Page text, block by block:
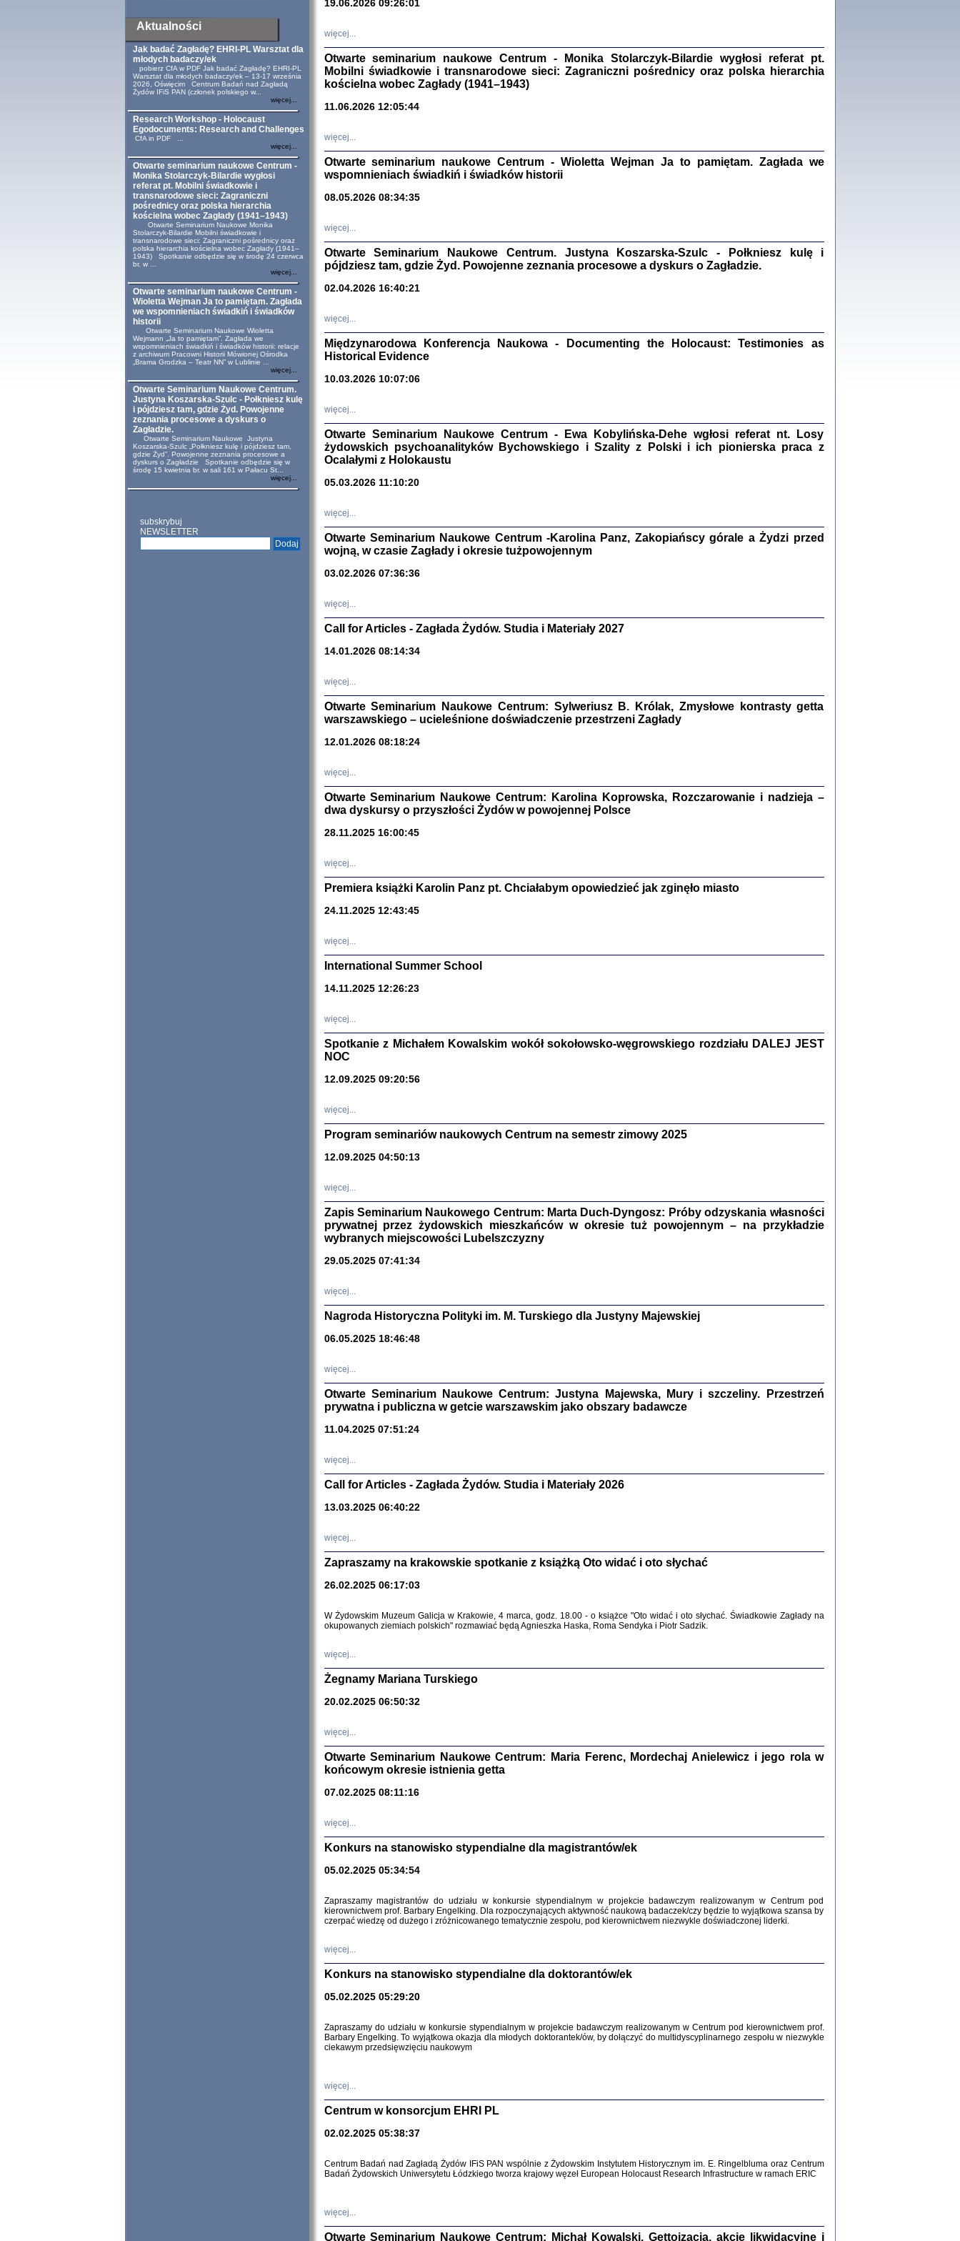
Aktualności
Jak badać Zagładę? EHRI-PL Warsztat dla
młodych badaczy/ek
pobierz CfA w PDF Jak badać Zagładę? EHRI-PL
Warsztat dla młodych badaczy/ek – 13-17 września
2026, Oświęcim Centrum Badań nad Zagładą
Żydów IFiS PAN (członek polskiego w...
więcej...
Research Workshop - Holocaust
Egodocuments: Research and Challenges
CfA in PDF ...
więcej...
Otwarte seminarium naukowe Centrum -
Monika Stolarczyk-Bilardie wygłosi
referat pt. Mobilni świadkowie i
transnarodowe sieci: Zagraniczni
pośrednicy oraz polska hierarchia
kościelna wobec Zagłady (1941–1943)
Otwarte Seminarium Naukowe Monika
Stolarczyk-Bilardie Mobilni świadkowie i
transnarodowe sieci: Zagraniczni pośrednicy oraz
polska hierarchia kościelna wobec Zagłady (1941–
1943) Spotkanie odbędzie się w środę 24 czerwca
br. w ...
więcej...
Otwarte seminarium naukowe Centrum -
Wioletta Wejman Ja to pamiętam. Zagłada
we wspomnieniach świadkiń i świadków
historii
Otwarte Seminarium Naukowe Wioletta
Wejmann „Ja to pamiętam”. Zagłada we
wspomnieniach świadkiń i świadków historii: relacje
z archiwum Pracowni Historii Mówionej Ośrodka
„Brama Grodzka – Teatr NN” w Lublinie ...
więcej...
Otwarte Seminarium Naukowe Centrum.
Justyna Koszarska-Szulc - Połkniesz kulę
i pójdziesz tam, gdzie Żyd. Powojenne
zeznania procesowe a dyskurs o
Zagładzie.
Otwarte Seminarium Naukowe Justyna
Koszarska-Szulc „Połkniesz kulę i pójdziesz tam,
gdzie Żyd”. Powojenne zeznania procesowe a
dyskurs o Zagładzie Spotkanie odbędzie się w
środę 15 kwietnia br. w sali 161 w Pałacu St...
więcej...
subskrybuj
NEWSLETTER
oprac. Aleksandra Bańkowska
Warszawa 2022
oprac. Aleksandra Bańkowska, wstęp Jacek Leociak
Warszawa 2021
Studia i Materiały
nr 17, R. 2021
NIE WIEMY CO PRZYNIESIE NAM KOLEJNA GODZINA ...
Dziennik pisany w ukryciu w latach 1943-1944
Zagłada Żydów.
Sewek Okonowski, oprac. Marta Janczewska
PISZĄCY TE SŁOWA JEST PRACOWNIKIEM
GETTOWEJ INSTYTUCJI ...
'z Dziennika' i inne pisma z łódzkiego getta
Józef Zelkowicz, tłum. z jidysz, oprac. i wstęp. Monika Polit
CZYTAJĄC GAZETĘ NIEMIECKĄ ...
Warszawa 2019
Zagłada Żydów.
red. i wstęp Barbara Engelking, Jan Grabowski
Stanisław Adler, oprac. i wstępem opatrzyłaMarta Janczewska
Warszawa 2018
Warszawa 2017
Pisma Kopla i Mirki Piżyców o życiu w getcie i okupowanej
Warszawie
Warszawa 2016
SZCZĘŚCIE JEST POSIADAĆ DOM POD ZIEMIĄ ...
19.06.2026 09:26:01
więcej...
Otwarte seminarium naukowe Centrum - Monika Stolarczyk-Bilardie wygłosi referat pt.
Mobilni świadkowie i transnarodowe sieci: Zagraniczni pośrednicy oraz polska hierarchia
kościelna wobec Zagłady (1941–1943)
11.06.2026 12:05:44
więcej...
Otwarte seminarium naukowe Centrum - Wioletta Wejman Ja to pamiętam. Zagłada we
wspomnieniach świadkiń i świadków historii
08.05.2026 08:34:35
więcej...
Otwarte Seminarium Naukowe Centrum. Justyna Koszarska-Szulc - Połkniesz kulę i
pójdziesz tam, gdzie Żyd. Powojenne zeznania procesowe a dyskurs o Zagładzie.
02.04.2026 16:40:21
więcej...
Międzynarodowa Konferencja Naukowa - Documenting the Holocaust: Testimonies as
Historical Evidence
10.03.2026 10:07:06
więcej...
Otwarte Seminarium Naukowe Centrum - Ewa Kobylińska-Dehe wgłosi referat nt. Losy
żydowskich psychoanalityków Bychowskiego i Szality z Polski i ich pionierska praca z
Ocalałymi z Holokaustu
05.03.2026 11:10:20
więcej...
Otwarte Seminarium Naukowe Centrum -Karolina Panz, Zakopiańscy górale a Żydzi przed
wojną, w czasie Zagłady i okresie tużpowojennym
03.02.2026 07:36:36
więcej...
Call for Articles - Zagłada Żydów. Studia i Materiały 2027
14.01.2026 08:14:34
więcej...
Otwarte Seminarium Naukowe Centrum: Sylweriusz B. Królak, Zmysłowe kontrasty getta
warszawskiego – ucieleśnione doświadczenie przestrzeni Zagłady
12.01.2026 08:18:24
więcej...
Otwarte Seminarium Naukowe Centrum: Karolina Koprowska, Rozczarowanie i nadzieja –
dwa dyskursy o przyszłości Żydów w powojennej Polsce
28.11.2025 16:00:45
więcej...
Premiera książki Karolin Panz pt. Chciałabym opowiedzieć jak zginęło miasto
24.11.2025 12:43:45
więcej...
International Summer School
14.11.2025 12:26:23
więcej...
Spotkanie z Michałem Kowalskim wokół sokołowsko-węgrowskiego rozdziału DALEJ JEST
NOC
12.09.2025 09:20:56
więcej...
Program seminariów naukowych Centrum na semestr zimowy 2025
12.09.2025 04:50:13
więcej...
Zapis Seminarium Naukowego Centrum: Marta Duch-Dyngosz: Próby odzyskania własności
prywatnej przez żydowskich mieszkańców w okresie tuż powojennym – na przykładzie
wybranych miejscowości Lubelszczyzny
29.05.2025 07:41:34
więcej...
Nagroda Historyczna Polityki im. M. Turskiego dla Justyny Majewskiej
06.05.2025 18:46:48
więcej...
Otwarte Seminarium Naukowe Centrum: Justyna Majewska, Mury i szczeliny. Przestrzeń
prywatna i publiczna w getcie warszawskim jako obszary badawcze
11.04.2025 07:51:24
więcej...
Call for Articles - Zagłada Żydów. Studia i Materiały 2026
13.03.2025 06:40:22
więcej...
Zapraszamy na krakowskie spotkanie z książką Oto widać i oto słychać
26.02.2025 06:17:03
W Żydowskim Muzeum Galicja w Krakowie, 4 marca, godz. 18.00 - o książce "Oto widać i oto słychać. Świadkowie Zagłady na
okupowanych ziemiach polskich" rozmawiać będą Agnieszka Haska, Roma Sendyka i Piotr Sadzik.
więcej...
Żegnamy Mariana Turskiego
20.02.2025 06:50:32
więcej...
Otwarte Seminarium Naukowe Centrum: Maria Ferenc, Mordechaj Anielewicz i jego rola w
końcowym okresie istnienia getta
07.02.2025 08:11:16
więcej...
Konkurs na stanowisko stypendialne dla magistrantów/ek
05.02.2025 05:34:54
Zapraszamy magistrantów do udziału w konkursie stypendialnym w projekcie badawczym realizowanym w Centrum pod
kierownictwem prof. Barbary Engelking. Dla rozpoczynających aktywność naukową badaczek/czy będzie to wyjątkowa szansa by
czerpać wiedzę od dużego i zróżnicowanego tematycznie zespołu, pod kierownictwem niezwykle doświadczonej liderki.
więcej...
Konkurs na stanowisko stypendialne dla doktorantów/ek
05.02.2025 05:29:20
Zapraszamy do udziału w konkursie stypendialnym w projekcie badawczym realizowanym w Centrum pod kierownictwem prof.
Barbary Engelking. To wyjątkowa okazja dla młodych doktorantek/ów, by dołączyć do multidyscyplinarnego zespołu w niezwykle
ciekawym przedsięwzięciu naukowym
więcej...
Centrum w konsorcjum EHRI PL
02.02.2025 05:38:37
Centrum Badań nad Zagładą Żydów IFiS PAN wspólnie z Żydowskim Instytutem Historycznym im. E. Ringelbluma oraz Centrum
Badań Żydowskich Uniwersytetu Łódzkiego tworza krajowy węzeł European Holocaust Research Infrastructure w ramach ERIC
więcej...
Otwarte Seminarium Naukowe Centrum: Michał Kowalski, Gettoizacja, akcje likwidacyjne i